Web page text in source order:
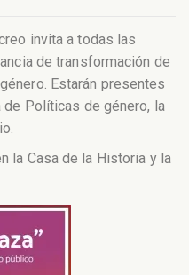
invita a todas las
de transformación de
Estarán presentes
Políticas de género, la
la Casa de la Historia y la